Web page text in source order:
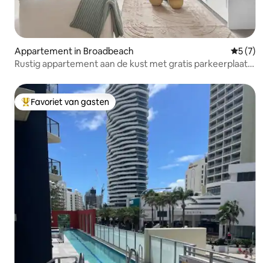
Appartement in Broadbeach
5 (7)
Rustig appartement aan de kust met gratis parkeerplaats
Topfavoriet van gasten
Favoriet van gasten